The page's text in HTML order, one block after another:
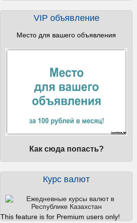
VIP объявление
Место для вашего объявления
Как сюда попасть?
Курс валют
This feature is for Premium users only!